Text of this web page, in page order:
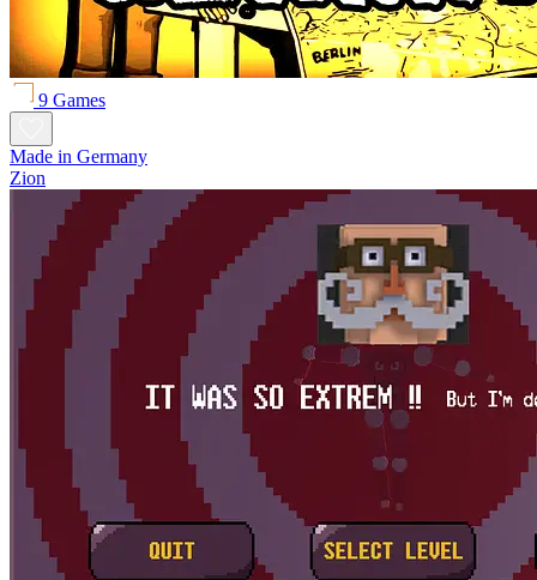
9 Games
Made in Germany
Zion